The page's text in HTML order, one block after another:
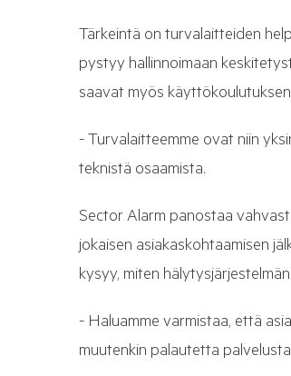
Tärkeintä on turvalaitteiden
pystyy hallinnoimaan
saavat myös
- Turvalaitteemme ovat niin
teknistä osaamista.
Sector Alarm panostaa
jokaisen asiakaskohtaamisen
kysyy, miten
- Haluamme varmistaa, että
muutenkin palautetta